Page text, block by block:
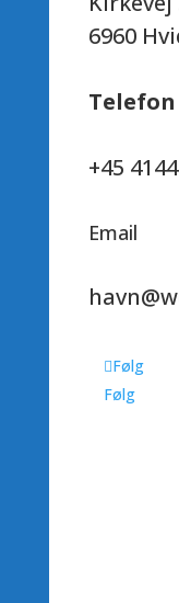
6960
Telefon
+45
Email
Følg
Følg